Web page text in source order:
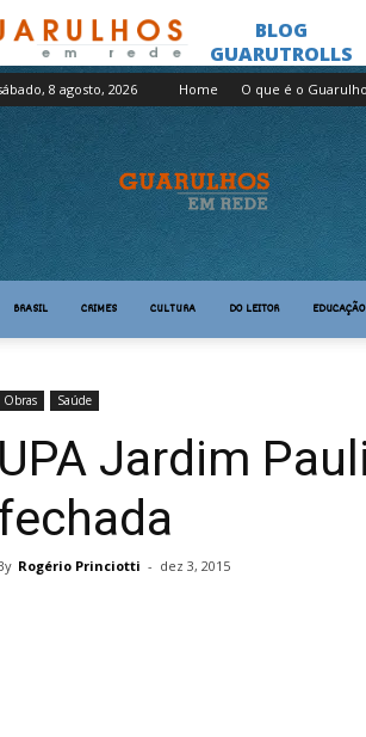
8 agosto, 2026 Home O que é o
Guarulhos
em
Rede
BRASIL CRIMES CULTURA DO LEITOR EDUCAÇÃO
Obras Saúde
UPA Jardim
Rogério Princiotti - dez 3, 2015